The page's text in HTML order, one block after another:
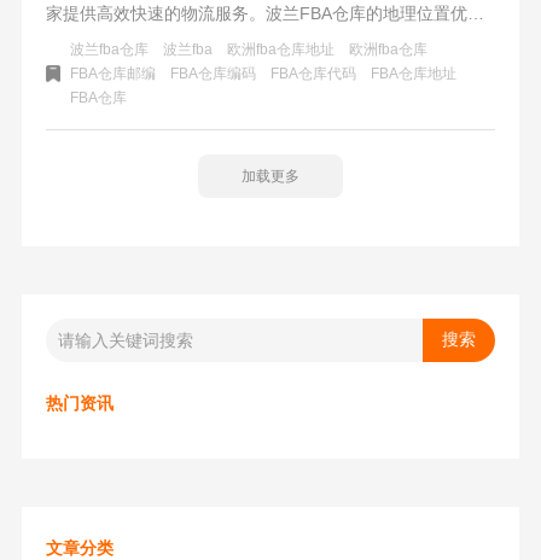
家提供高效快速的物流服务。波兰FBA仓库的地理位置优
越，位于欧洲中心地带，可以覆盖欧洲多个国家。波兰作为
欧洲内陆港口国家，拥有发达的陆路、铁路和水路交通网
络，使得货物运输更加便捷和高效。波兰作为欧洲市场的重
要环节，利用第三方仓储和物流服务也是卖家们可以选择的
波兰fba仓库 波兰fba 欧洲fba仓库地址
欧洲fba仓库
FBA仓库邮编
FBA仓库编码 FBA仓库代码
FBA仓库地址
FBA仓库
加载更多
热门资讯
文章分类